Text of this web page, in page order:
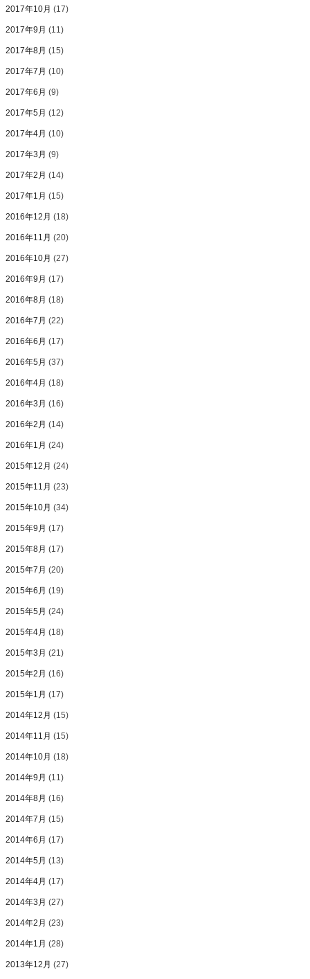
2017年10月 (17)
2017年9月 (11)
2017年8月 (15)
2017年7月 (10)
2017年6月 (9)
2017年5月 (12)
2017年4月 (10)
2017年3月 (9)
2017年2月 (14)
2017年1月 (15)
2016年12月 (18)
2016年11月 (20)
2016年10月 (27)
2016年9月 (17)
2016年8月 (18)
2016年7月 (22)
2016年6月 (17)
2016年5月 (37)
2016年4月 (18)
2016年3月 (16)
2016年2月 (14)
2016年1月 (24)
2015年12月 (24)
2015年11月 (23)
2015年10月 (34)
2015年9月 (17)
2015年8月 (17)
2015年7月 (20)
2015年6月 (19)
2015年5月 (24)
2015年4月 (18)
2015年3月 (21)
2015年2月 (16)
2015年1月 (17)
2014年12月 (15)
2014年11月 (15)
2014年10月 (18)
2014年9月 (11)
2014年8月 (16)
2014年7月 (15)
2014年6月 (17)
2014年5月 (13)
2014年4月 (17)
2014年3月 (27)
2014年2月 (23)
2014年1月 (28)
2013年12月 (27)